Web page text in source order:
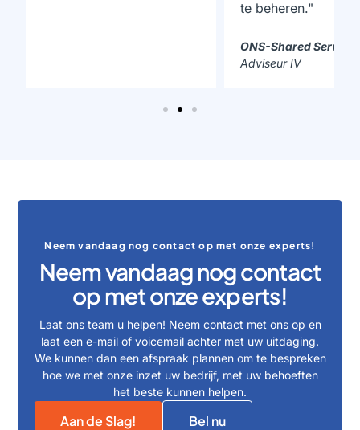
Neem vandaag nog contact op met onze experts!
Neem vandaag nog contact
op met onze experts!
Laat ons team u helpen! Neem contact met ons op en
laat een e-mail of voicemail achter met uw uitdaging.
We kunnen dan een afspraak plannen om te bespreken
hoe we met onze inzet uw bedrijf, met uw behoeften
het beste kunnen helpen.
Aan de Slag! Bel nu